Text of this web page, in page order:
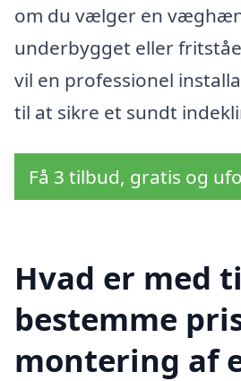
om du vælger en
underbygget eller
vil en professionel
til at sikre et sundt
Få 3 tilbud, gratis og
Hvad er med
bestemme
montering af